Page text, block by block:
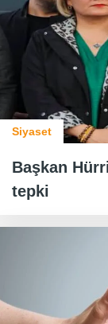
Siyaset
Başkan
tepki